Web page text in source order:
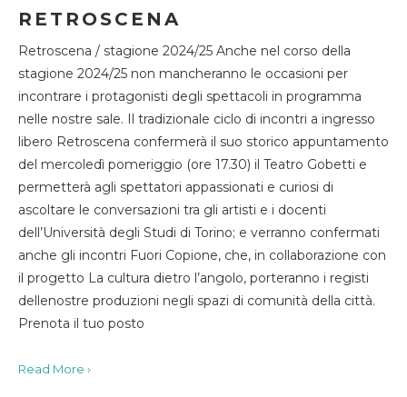
RETROSCENA
Retroscena / stagione 2024/25 Anche nel corso della
stagione 2024/25 non mancheranno le occasioni per
incontrare i protagonisti degli spettacoli in programma
nelle nostre sale. Il tradizionale ciclo di incontri a ingresso
libero Retroscena confermerà il suo storico appuntamento
del mercoledì pomeriggio (ore 17.30) il Teatro Gobetti e
permetterà agli spettatori appassionati e curiosi di
ascoltare le conversazioni tra gli artisti e i docenti
dell’Università degli Studi di Torino; e verranno confermati
anche gli incontri Fuori Copione, che, in collaborazione con
il progetto La cultura dietro l’angolo, porteranno i registi
dellenostre produzioni negli spazi di comunità della città.
Prenota il tuo posto
Read More ›